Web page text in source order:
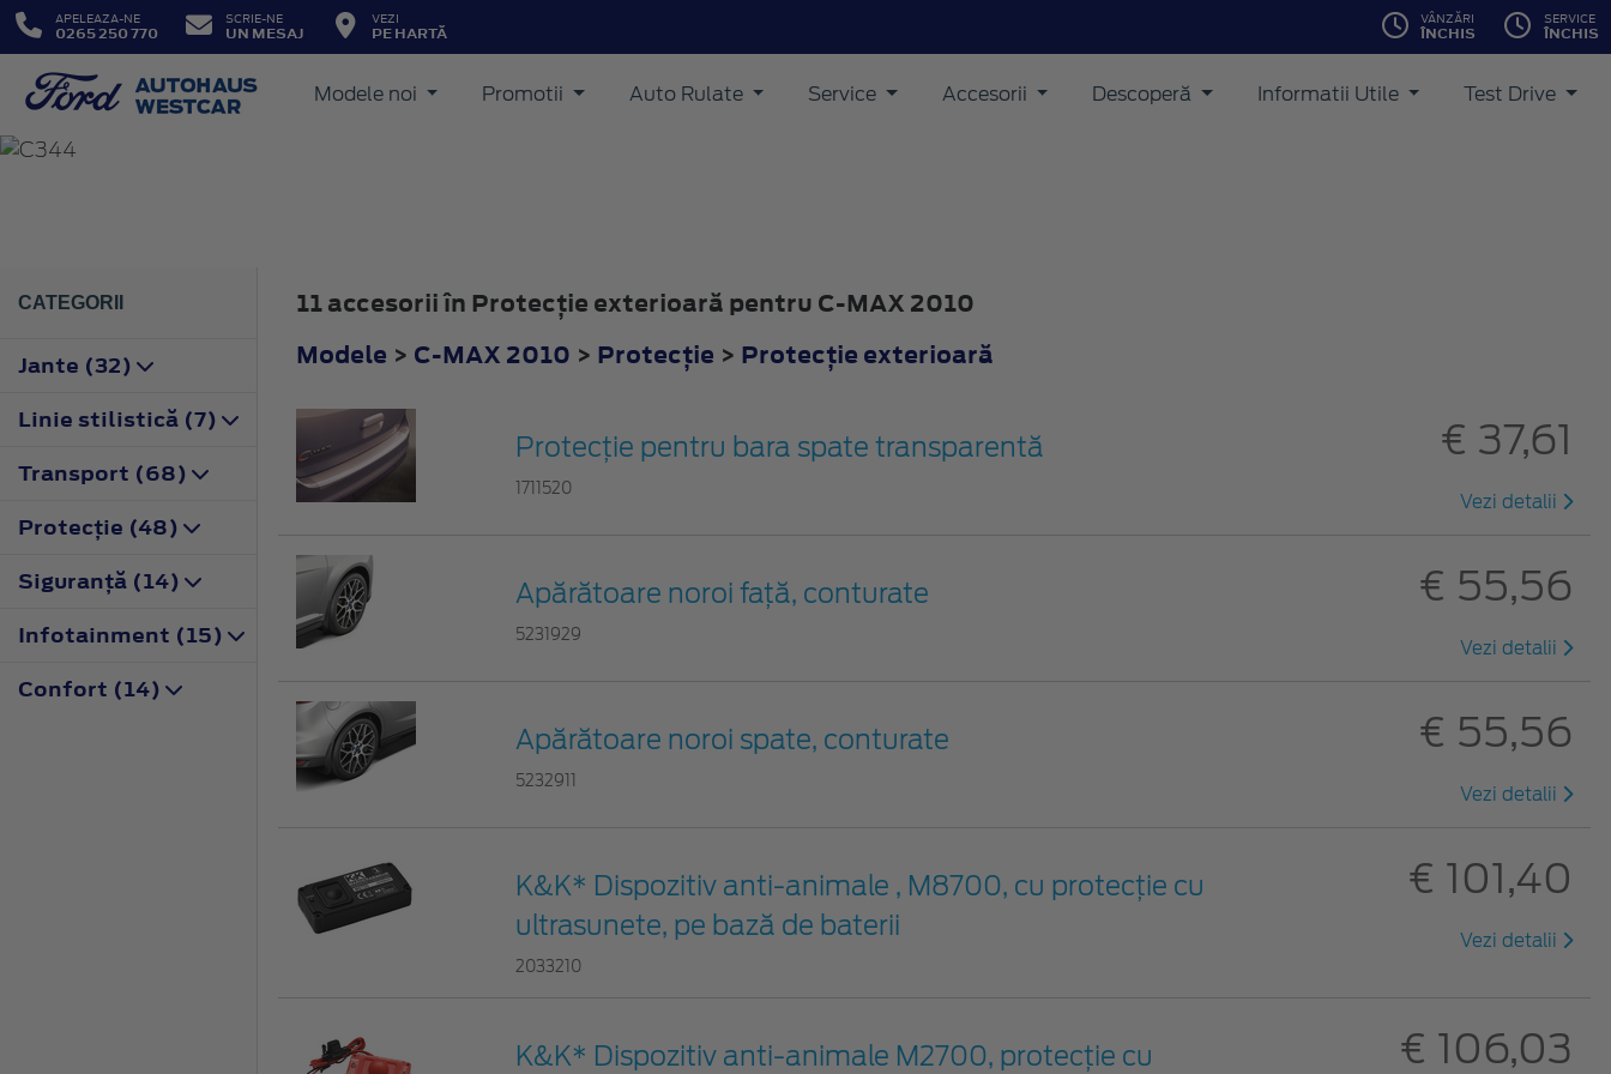
APELEAZA-NE
0265 250 770
SCRIE-NE
UN MESAJ
VEZI
PE HARTĂ
VÂNZĂRI
ÎNCHIS
SERVICE
ÎNCHIS
Modele noi Promotii Auto Rulate Service Accesorii Descoperă Informatii Utile Test Drive
C-MAX
CATEGORII
Jante (32)
Linie stilistică (7)
Transport (68)
Protecţie (48)
Siguranţă (14)
Infotainment (15)
Confort (14)
11 accesorii în Protecţie exterioară pentru C-MAX 2010
Modele > C-MAX 2010 > Protecţie > Protecţie exterioară
Protecţie pentru bara spate transparentă
1711520
€ 37,61
Vezi detalii
Apărătoare noroi faţă, conturate
5231929
€ 55,56
Vezi detalii
Apărătoare noroi spate, conturate
5232911
€ 55,56
Vezi detalii
K&K* Dispozitiv anti-animale , M8700, cu protecție cu
ultrasunete, pe bază de baterii
2033210
€ 101,40
Vezi detalii
K&K* Dispozitiv anti-animale M2700, protecție cu
€ 106,03